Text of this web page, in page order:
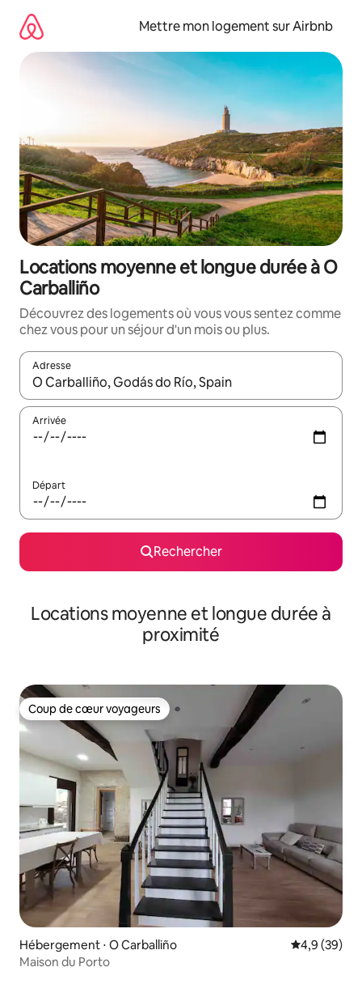
directement
contenu
Mettre mon logement sur Airbnb
Locations moyenne et longue durée à O
Carballiño
Découvrez des logements où vous vous sentez comme
chez vous pour un séjour d'un mois ou plus.
Adresse
Lorsque les résultats s'affichent, utilisez les flèches vers le
Arrivée
Départ
Rechercher
Locations moyenne et longue durée à
proximité
Coup de cœur voyageurs
Coup de cœur voyageurs
Hébergement ⋅ O Carballiño Évaluation
4,9 (39)
Maison du Porto